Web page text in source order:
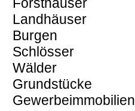
Landhäuser
Burgen
Schlösser
Wälder
Grundstücke
Gewerbeimmobilien